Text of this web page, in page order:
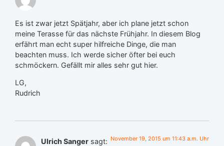
Es ist zwar jetzt Spätjahr, aber ich plane jetzt schon
meine Terasse für das nächste Frühjahr. In diesem Blog
erfährt man echt super hilfreiche Dinge, die man
beachten muss. Ich werde sicher öfter bei euch
schmöckern. Gefällt mir alles sehr gut hier.
LG,
Rudrich
Ulrich Sanger sagt: November 19, 2015 um 11:43 a.m. Uhr